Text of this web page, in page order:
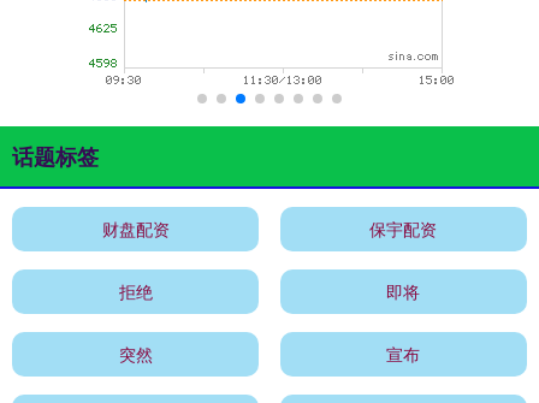
话题标签
财盘配资 保宇配资
拒绝 即将
突然 宣布